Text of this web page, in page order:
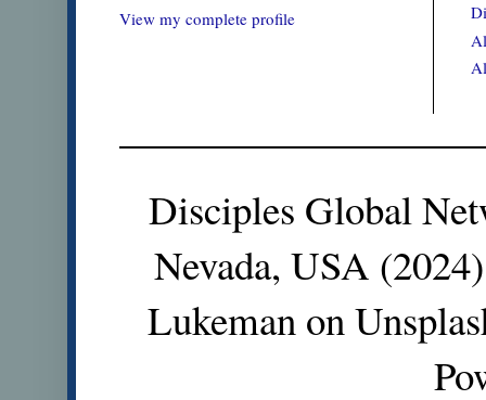
View my complete profile
Disciples Global
Nevada, USA
Lukeman on